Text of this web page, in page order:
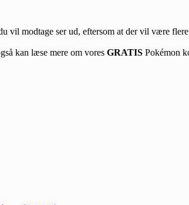
vil modtage ser ud, eftersom at der vil være
kan læse mere om vores GRATIS Pokémon